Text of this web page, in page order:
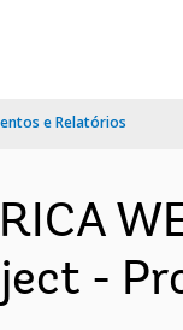
e Relatórios
-